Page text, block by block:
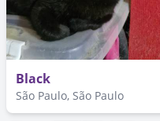
Black
São Paulo, São Paulo